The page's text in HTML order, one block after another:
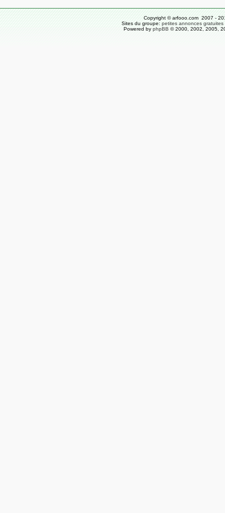
Copyright © arfooo.com 2007 -
Sites du groupe: petites annonces gratuites
Powered by phpBB © 2000, 2002, 2005,